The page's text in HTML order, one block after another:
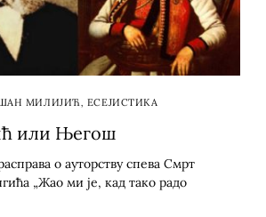
МИЛИЈИЋ, ЕСЕЈИСТИКА
или Његош
о ауторству спева Смрт
„Жао ми је, кад тако радо